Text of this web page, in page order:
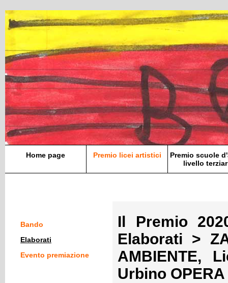
Home page Premio licei artistici
Premio scuole
livello
Bando
Elaborati
Evento premiazione
Il Premio
Elaborati >
AMBIENTE,
Urbino OPERA